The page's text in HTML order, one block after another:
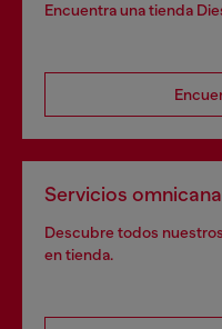
Encuentra una tienda
Servicios omnicanal
Descubre todos
en tienda.